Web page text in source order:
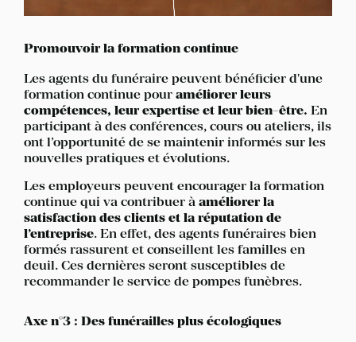
Promouvoir la formation continue
Les agents du funéraire peuvent bénéficier d'une
formation continue pour améliorer leurs
compétences, leur expertise et leur bien-être. En
participant à des conférences, cours ou ateliers, ils
ont l’opportunité de se maintenir informés sur les
nouvelles pratiques et évolutions.
Les employeurs peuvent encourager la formation
continue qui va contribuer à améliorer la
satisfaction des clients et la réputation de
l’entreprise. En effet, des agents funéraires bien
formés rassurent et conseillent les familles en
deuil. Ces dernières seront susceptibles de
recommander le service de pompes funèbres.
Axe n°3 : Des funérailles plus écologiques